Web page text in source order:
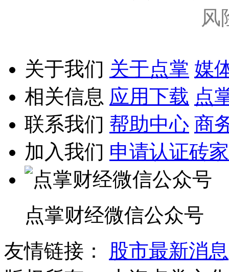
风
关于我们 关于点掌 媒
相关信息 应用下载 点
联系我们 帮助中心 商
加入我们 申请认证砖家
点掌财经微信公众号
友情链接：
股市最新消息